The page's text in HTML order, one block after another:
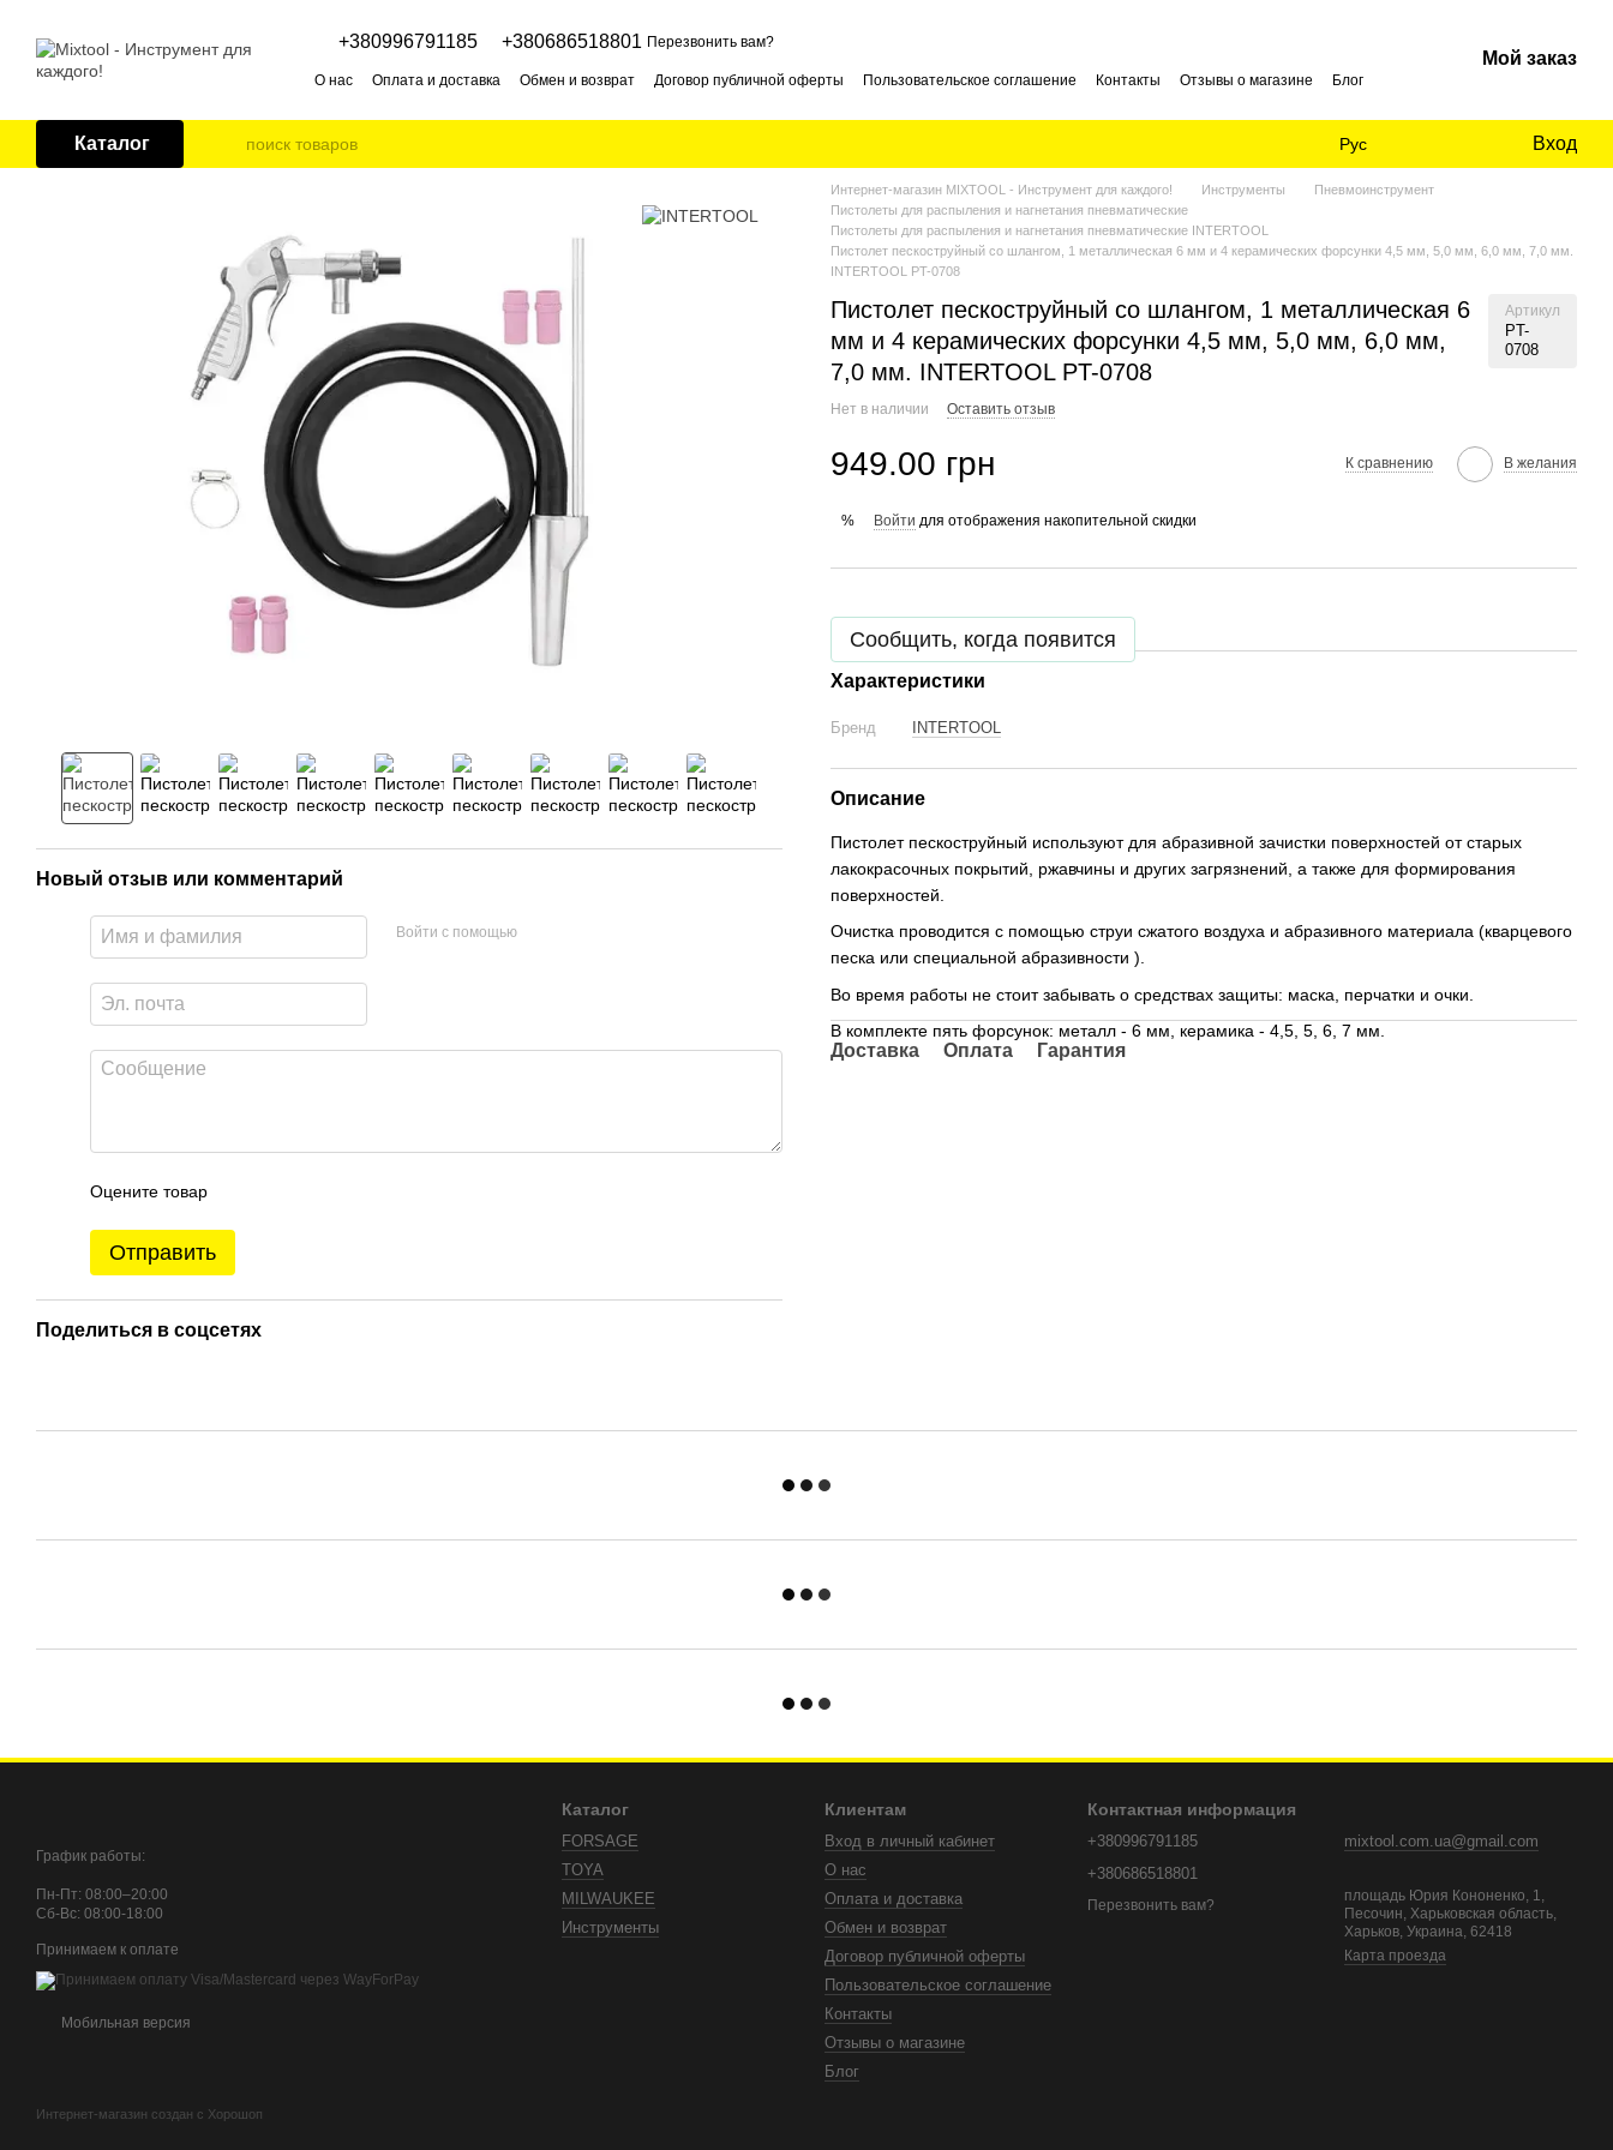
+380996791185 +380686518801 Перезвонить вам?
О нас Оплата и доставка Обмен и возврат Договор публичной оферты Пользовательское соглашение Контакты Отзывы о магазине Блог
Мой заказ
Каталог Рус Вход
Новый отзыв или комментарий
Войти с помощью
Оцените товар
Отправить
Поделиться в соцсетях
Интернет-магазин MIXTOOL - Инструмент для каждого! Инструменты
Пневмоинструмент
Пистолеты для распыления и нагнетания пневматические
Пистолеты для распыления и нагнетания пневматические INTERTOOL
Пистолет пескоструйный со шлангом, 1 металлическая 6 мм и 4 керамических форсунки 4,5 мм, 5,0 мм, 6,0 мм, 7,0 мм.
INTERTOOL PT-0708
Пистолет пескоструйный со шлангом, 1 металлическая 6
мм и 4 керамических форсунки 4,5 мм, 5,0 мм, 6,0 мм,
7,0 мм. INTERTOOL PT-0708
Артикул
PT-
0708
Нет в наличии Оставить отзыв
949.00 грн К сравнению В желания
% Войти для отображения накопительной скидки
Сообщить, когда появится
Характеристики
Бренд INTERTOOL
Описание
Пистолет пескоструйный используют для абразивной зачистки поверхностей от старых
лакокрасочных покрытий, ржавчины и других загрязнений, а также для формирования
поверхностей.
Очистка проводится с помощью струи сжатого воздуха и абразивного материала (кварцевого
песка или специальной абразивности ).
Во время работы не стоит забывать о средствах защиты: маска, перчатки и очки.
В комплекте пять форсунок: металл - 6 мм, керамика - 4,5, 5, 6, 7 мм.
Доставка Оплата Гарантия
График работы:
Пн-Пт: 08:00–20:00
Сб-Вc: 08:00-18:00
Принимаем к оплате
Мобильная версия
Интернет-магазин создан с Хорошоп
Каталог
FORSAGE
TOYA
MILWAUKEE
Инструменты
Клиентам
Вход в личный кабинет
О нас
Оплата и доставка
Обмен и возврат
Договор публичной оферты
Пользовательское соглашение
Контакты
Отзывы о магазине
Блог
Контактная информация
+380996791185
+380686518801
Перезвонить вам?
mixtool.com.ua@gmail.com
площадь Юрия Кононенко, 1,
Песочин, Харьковская область,
Харьков, Украина, 62418
Карта проезда